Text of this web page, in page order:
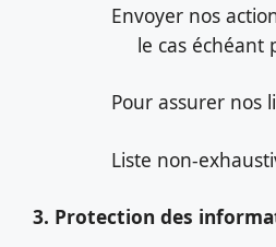
Envoyer nos
le cas échéant
Pour assurer nos
Liste non-
3. Protection des